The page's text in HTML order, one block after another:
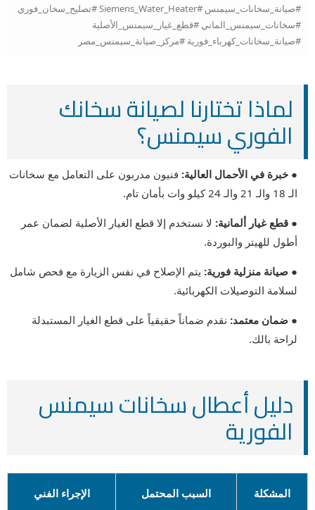
#صيانة_سخانات_سيمنس #Siemens_Water_Heater #تصليح_سخان_فوري
#سخانات_سيمنس_الماني #قطع_غيار_سيمنس_الأصلية
#صيانة_سخانات_كهرباء_فورية #مركز_صيانة_سيمنس_مصر
لماذا تختارنا لصيانة سخانك
الفوري سيمنس؟
● خبرة في الأحمال العالية: فنيون مدربون على التعامل مع سخانات
الـ 18 والـ 21 والـ 24 كيلو وات بأمان تام.
● قطع غيار ألمانية: لا نستخدم إلا قطع الغيار الأصلية لضمان عمر
أطول للهيتر والبوردة.
● صيانة منزلية فورية: يتم الإصلاح في نفس الزيارة مع فحص شامل
لسلامة التوصيلات الكهربائية.
● ضمان معتمد: نقدم ضماناً حقيقياً على قطع الغيار المستبدلة
لراحة بالك.
دليل أعطال سخانات سيمنس
الفورية
المشكلة السبب المحتمل الإجراء الفني